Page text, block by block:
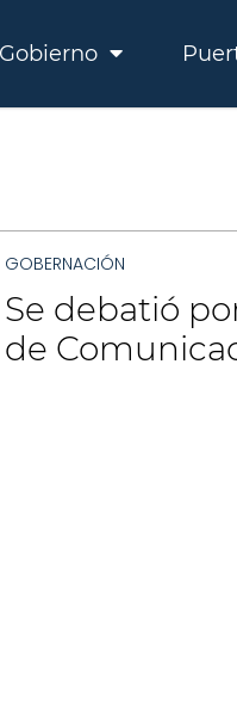
Gobierno
GOBERNACIÓN
Se debatió
de